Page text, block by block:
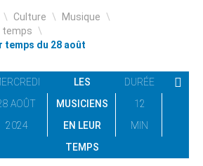
\ Culture \ Musique \
temps \
temps du 28 août
AOÛT
2024
LES
MUSICIENS
EN LEUR
TEMPS
DURÉE
12
MIN